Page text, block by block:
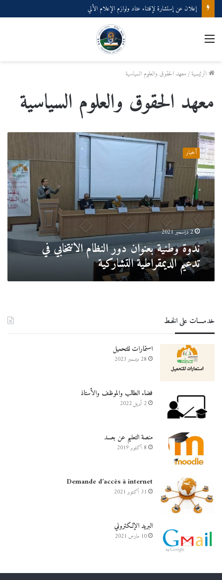
إعلان عن إستشارة لإقتناء عتاد ولوازم الإعلام الألي
القائمة
الرئيسية/معهد الحقوق والعلوم السياسية
معهد الحقوق والعلوم السياسية
ندوة
وطنية
بعنوان
دور
النظام
الانتخابي
في
تدعيم
الديمقراطية
التشاركية
أخبار
2 ديسمبر 2021
ندوة وطنية بعنوان دور النظام الانتخابي في
تدعيم الديمقراطية التشاركية
خدمــــات على الخـط
استمارات للتحميل
28 ديسمبر 2023
فضاء الطالب والموظف والأستاذ
2 أبريل 2022
منصة التعليم عن بعـــد
8 أكتوبر 2019
Demande d’accès à internet
31 أكتوبر 2021
البريد الإلكتروني
10 مارس 2021